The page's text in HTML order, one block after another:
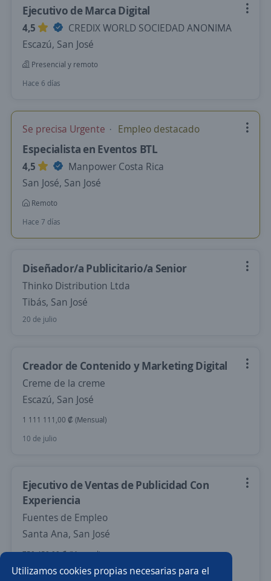
Utilizamos cookies propias necesarias para el
Ejecutivo de Marca Digital
4,5
CREDIX WORLD SOCIEDAD ANONIMA
Escazú, San José
Presencial y remoto
Hace 6 días
Se precisa Urgente Empleo destacado
Especialista en Eventos BTL
4,5
Manpower Costa Rica
San José, San José
Remoto
Hace 7 días
Diseñador/a Publicitario/a Senior
Thinko Distribution Ltda
Tibás, San José
20 de julio
Creador de Contenido y Marketing Digital
Creme de la creme
Escazú, San José
1 111 111,00 ₡ (Mensual)
10 de julio
Ejecutivo de Ventas de Publicidad Con
Experiencia
Fuentes de Empleo
Santa Ana, San José
750 450,00 ₡ (Mensual)
Más de 30 días